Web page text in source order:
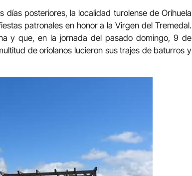
posteriores, la localidad turolense de Orihuela
patronales en honor a la Virgen del Tremedal.
y que, en la jornada del pasado domingo, 9 de
de oriolanos lucieron sus trajes de baturros y